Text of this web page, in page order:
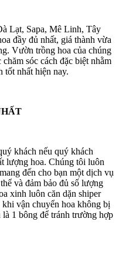
Lạt, Sapa, Mê Linh, Tây
đầy đủ nhất, giá thành vừa
Vườn trồng hoa của chúng
sóc cách đặc biệt nhằm
tốt nhất hiện nay.
khách nếu quý khách
lượng hoa. Chúng tôi luôn
đến cho bạn một dịch vụ
và đảm bảo đủ số lượng
xinh luôn căn dặn shiper
khi vận chuyển hoa không bị
1 bông để tránh trường hợp